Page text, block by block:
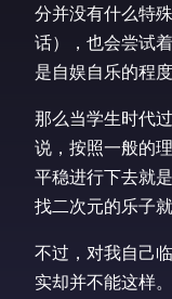
分并没有什么特
话），也会尝试
是自娱自乐的程度
那么当学生时代
说，按照一般的
平稳进行下去就
找二次元的乐子就
不过，对我自己
实却并不能这样